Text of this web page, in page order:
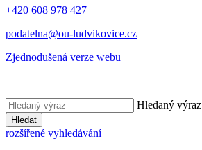
+420 608 978 427
podatelna@ou-ludvikovice.cz
Zjednodušená verze webu
Hledaný výraz
Hledat
rozšířené vyhledávání